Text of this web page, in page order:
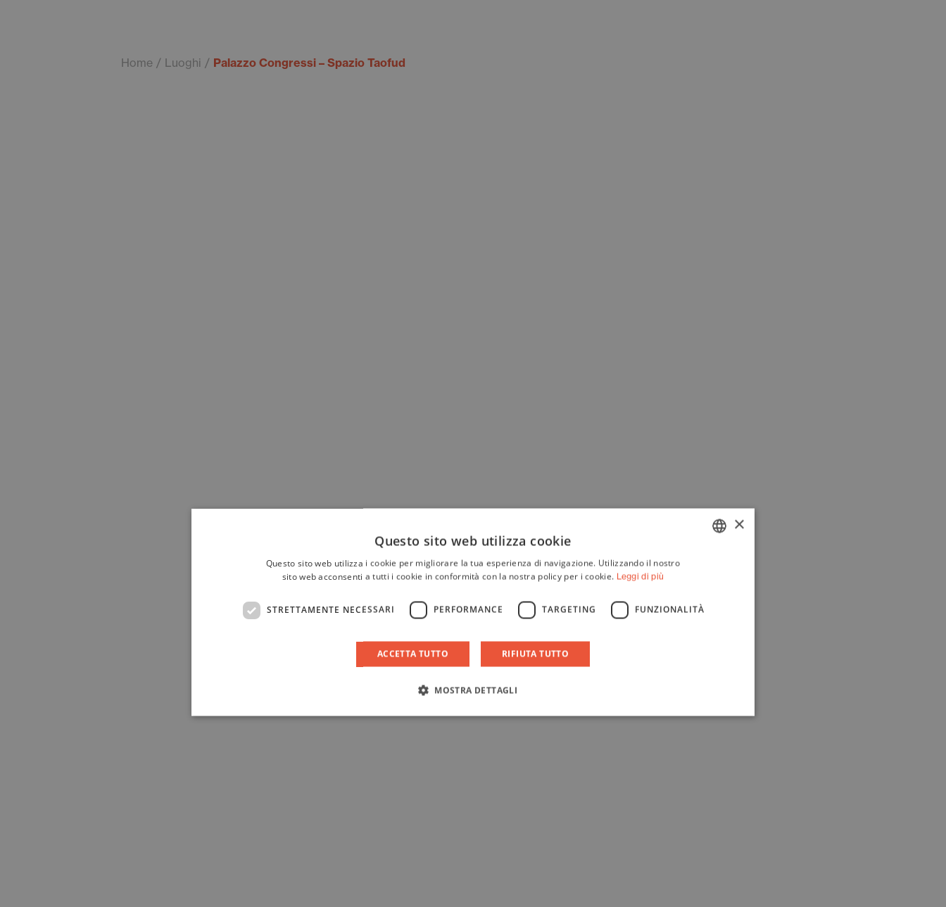
Home Luoghi Palazzo Congressi – Spazio Taofud
×
Questo sito web utilizza cookie
Questo sito web utilizza i cookie per migliorare la tua esperienza di navigazione. Utilizzando il nostro
sito web acconsenti a tutti i cookie in conformità con la nostra policy per i cookie. Leggi di più
STRETTAMENTE NECESSARI PERFORMANCE TARGETING FUNZIONALITÀ
ACCETTA TUTTO RIFIUTA TUTTO
MOSTRA DETTAGLI